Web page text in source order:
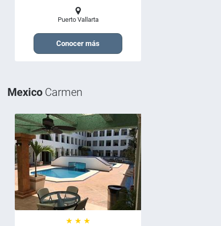
Puerto Vallarta
Conocer más
Mexico Carmen
★ ★ ★